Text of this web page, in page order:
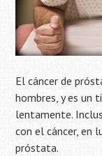
El cáncer de
hombres, y es un
lentamente.
con el cáncer, en
próstata.